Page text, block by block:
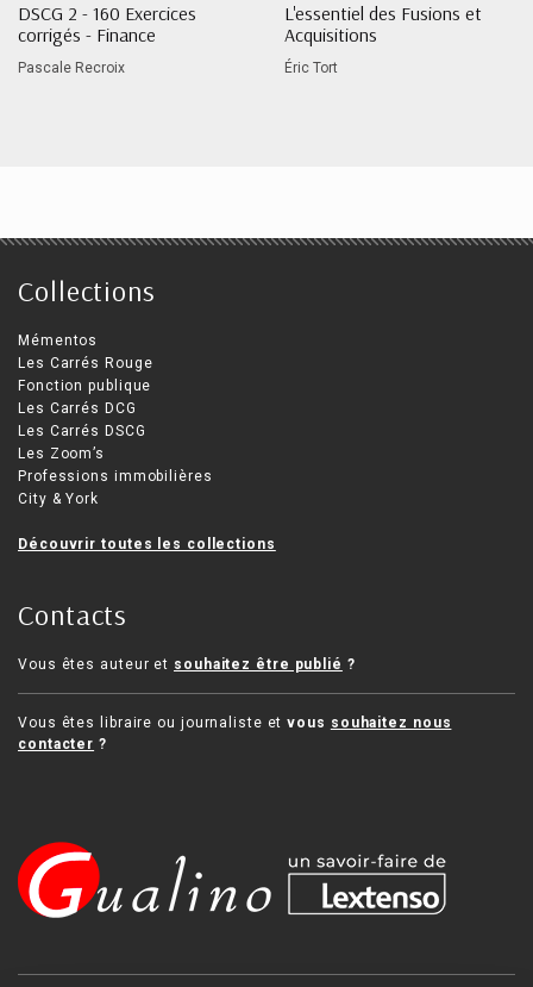
DSCG 2 - 160 Exercices
corrigés - Finance
Pascale Recroix
L'essentiel des Fusions et
Acquisitions
Éric Tort
Collections
Mémentos
Les Carrés Rouge
Fonction publique
Les Carrés DCG
Les Carrés DSCG
Les Zoom’s
Professions immobilières
City & York
Découvrir toutes les collections
Contacts
Vous êtes auteur et souhaitez être publié ?
Vous êtes libraire ou journaliste etvous souhaitez nous
contacter ?